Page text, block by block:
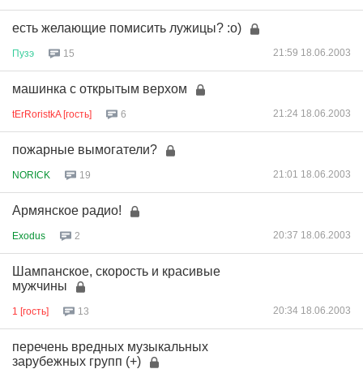
есть желающие помисить лужицы? :о)
Пузэ 15 21:59 18.06.2003
машинка с открытым верхом
tErRoristkA [гость] 6 21:24 18.06.2003
пожарные вымогатели?
NORICK 19 21:01 18.06.2003
Армянское радио!
Exodus 2 20:37 18.06.2003
Шампанское, скорость и красивые
мужчины
1 [гость] 13 20:34 18.06.2003
перечень вредных музыкальных
зарубежных групп (+)